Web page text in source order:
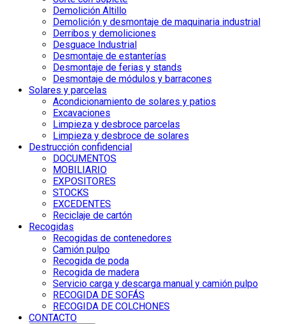
Demolición Altillo
Demolición y desmontaje de maquinaria industrial
Derribos y demoliciones
Desguace Industrial
Desmontaje de estanterías
Desmontaje de ferias y stands
Desmontaje de módulos y barracones
Solares y parcelas
Acondicionamiento de solares y patios
Excavaciones
Limpieza y desbroce parcelas
Limpieza y desbroce de solares
Destrucción confidencial
DOCUMENTOS
MOBILIARIO
EXPOSITORES
STOCKS
EXCEDENTES
Reciclaje de cartón
Recogidas
Recogidas de contenedores
Camión pulpo
Recogida de poda
Recogida de madera
Servicio carga y descarga manual y camión pulpo
RECOGIDA DE SOFÁS
RECOGIDA DE COLCHONES
CONTACTO